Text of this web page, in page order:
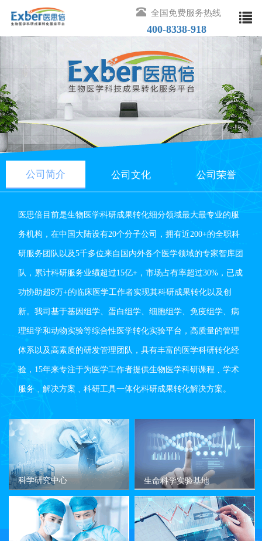
全国免费服务热线
400-8338-918
公司简介 公司文化 公司荣誉
医思倍目前是生物医学科研成果转化细分领域最大最专业的服
务机构，在中国大陆设有20个分子公司，拥有近200+的全职科
研服务团队以及5千多位来自国内外各个医学领域的专家智库团
队，累计科研服务业绩超过15亿+，市场占有率超过30%，已成
功协助超8万+的临床医学工作者实现其科研成果转化以及创
新。我司基于基因组学、蛋白组学、细胞组学、免疫组学、病
理组学和动物实验等综合性医学转化实验平台，高质量的管理
体系以及高素质的研发管理团队，具有丰富的医学科研转化经
验，15年来专注于为医学工作者提供生物医学科研课程﹑学术
服务﹑解决方案﹑科研工具一体化科研成果转化解决方案。
科学研究中心 生命科学实验基地
热门搜索